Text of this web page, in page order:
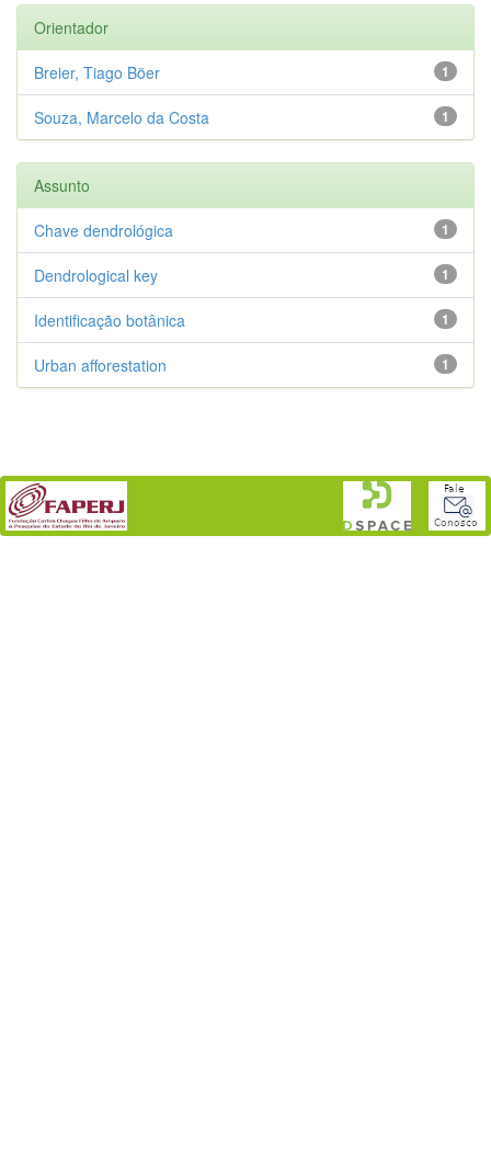
Orientador
1
Breier, Tiago Böer
1
Souza, Marcelo da Costa
Assunto
1
Chave dendrológica
1
Dendrological key
1
Identificação botânica
1
Urban afforestation